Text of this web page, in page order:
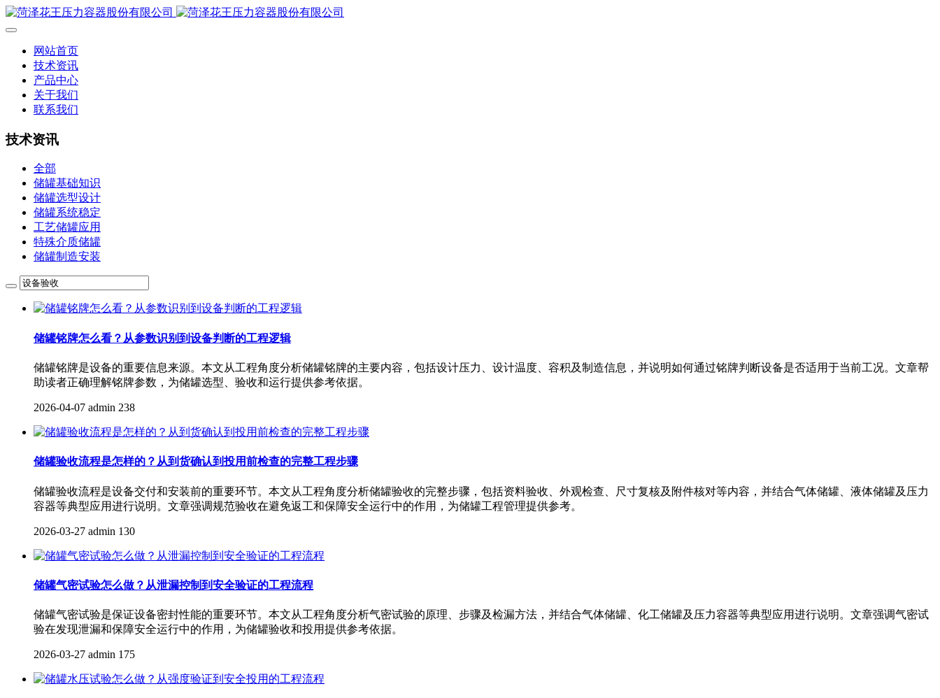
网站首页
技术资讯
产品中心
关于我们
联系我们
技术资讯
全部
储罐基础知识
储罐选型设计
储罐系统稳定
工艺储罐应用
特殊介质储罐
储罐制造安装
储罐铭牌怎么看？从参数识别到设备判断的工程逻辑
储罐铭牌是设备的重要信息来源。本文从工程角度分析储罐铭牌的主要内容，包括设计压力、设计温度、容积及制造信息，并说明如何通过铭牌判断设备是否适用于当前工况。文章帮
助读者正确理解铭牌参数，为储罐选型、验收和运行提供参考依据。
2026-04-07 admin 238
储罐验收流程是怎样的？从到货确认到投用前检查的完整工程步骤
储罐验收流程是设备交付和安装前的重要环节。本文从工程角度分析储罐验收的完整步骤，包括资料验收、外观检查、尺寸复核及附件核对等内容，并结合气体储罐、液体储罐及压力
容器等典型应用进行说明。文章强调规范验收在避免返工和保障安全运行中的作用，为储罐工程管理提供参考。
2026-03-27 admin 130
储罐气密试验怎么做？从泄漏控制到安全验证的工程流程
储罐气密试验是保证设备密封性能的重要环节。本文从工程角度分析气密试验的原理、步骤及检漏方法，并结合气体储罐、化工储罐及压力容器等典型应用进行说明。文章强调气密试
验在发现泄漏和保障安全运行中的作用，为储罐验收和投用提供参考依据。
2026-03-27 admin 175